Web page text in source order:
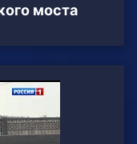
моста